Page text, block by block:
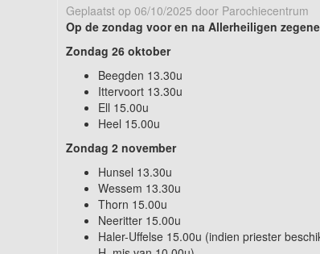
Geplaatst op 06/10/2025 door Parochiecentrum
Op de zondag voor en na Allerheiligen
Zondag 26 oktober
Beegden 13.30u
Ittervoort 13.30u
Ell 15.00u
Heel 15.00u
Zondag 2 november
Hunsel 13.30u
Wessem 13.30u
Thorn 15.00u
Neeritter 15.00u
Haler-Uffelse 15.00u (indien priester